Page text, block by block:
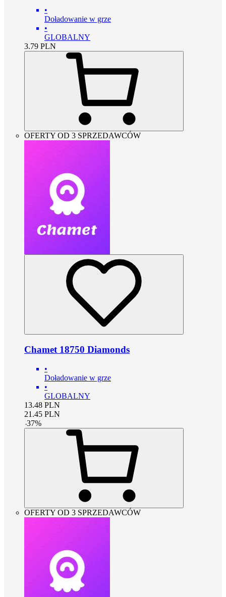
•
Doładowanie w grze
•
GLOBALNY
3.79 PLN
OFERTY OD 3 SPRZEDAWCÓW
Chamet 18750 Diamonds
•
Doładowanie w grze
•
GLOBALNY
13.48 PLN
21.45 PLN
-37%
OFERTY OD 3 SPRZEDAWCÓW